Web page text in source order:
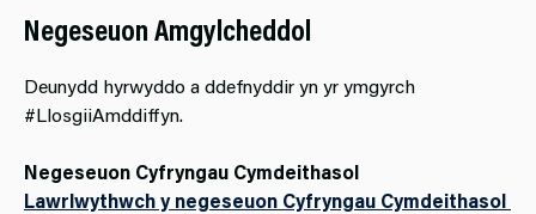
Negeseuon Amgylcheddol
Deunydd hyrwyddo a ddefnyddir yn yr ymgyrch
#LlosgiiAmddiffyn.
Negeseuon Cyfryngau Cymdeithasol
Lawrlwythwch y negeseuon Cyfryngau Cymdeithasol